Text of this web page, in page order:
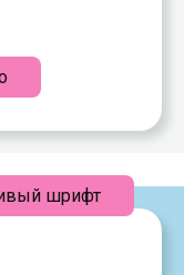
шрифт